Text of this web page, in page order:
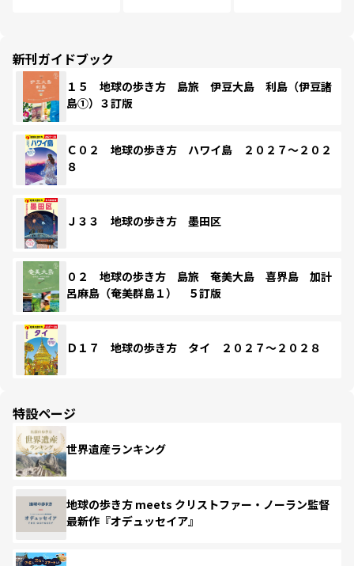
新刊ガイドブック
１５ 地球の歩き方 島旅 伊豆大島 利島（伊豆諸
島①）３訂版
Ｃ０２ 地球の歩き方 ハワイ島 ２０２７～２０２
８
Ｊ３３ 地球の歩き方 墨田区
０２ 地球の歩き方 島旅 奄美大島 喜界島 加計
呂麻島（奄美群島１） ５訂版
Ｄ１７ 地球の歩き方 タイ ２０２７～２０２８
特設ページ
世界遺産ランキング
地球の歩き方 meets クリストファー・ノーラン監督
最新作『オデュッセイア』